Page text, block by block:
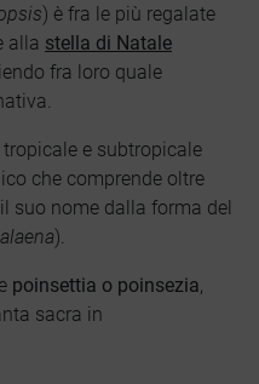
) è fra le più regalate
alla stella di Natale
fra loro quale
e subtropicale
che comprende oltre
suo nome dalla forma del
).
poinsettia o poinsezia,
sacra in